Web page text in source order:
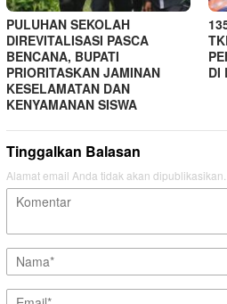
PULUHAN SEKOLAH
DIREVITALISASI PASCA
BENCANA, BUPATI
PRIORITASKAN JAMINAN
KESELAMATAN DAN
KENYAMANAN SISWA
DI
Tinggalkan Balasan
Alamat email Anda tidak akan dipublikasikan.